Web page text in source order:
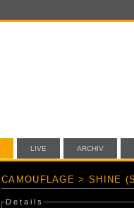
LIVE ARCHIV
CAMOUFLAGE > SHINE
Details